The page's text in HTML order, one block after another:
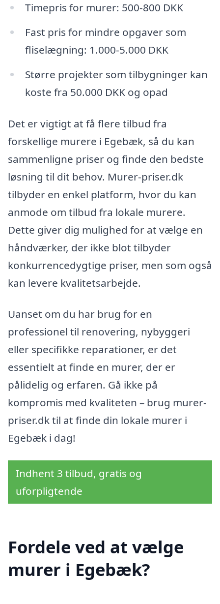
Timepris for murer: 500-800 DKK
Fast pris for mindre opgaver som
fliselægning: 1.000-5.000 DKK
Større projekter som tilbygninger kan
koste fra 50.000 DKK og opad
Det er vigtigt at få flere tilbud fra
forskellige murere i Egebæk, så du kan
sammenligne priser og finde den bedste
løsning til dit behov. Murer-priser.dk
tilbyder en enkel platform, hvor du kan
anmode om tilbud fra lokale murere.
Dette giver dig mulighed for at vælge en
håndværker, der ikke blot tilbyder
konkurrencedygtige priser, men som også
kan levere kvalitetsarbejde.
Uanset om du har brug for en
professionel til renovering, nybyggeri
eller specifikke reparationer, er det
essentielt at finde en murer, der er
pålidelig og erfaren. Gå ikke på
kompromis med kvaliteten – brug murer-
priser.dk til at finde din lokale murer i
Egebæk i dag!
Indhent 3 tilbud, gratis og
uforpligtende
Fordele ved at vælge
murer i Egebæk?